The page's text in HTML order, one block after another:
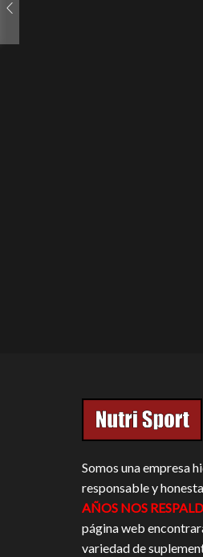
Somos una empresa
responsable y
AÑOS NOS
página web
variedad de